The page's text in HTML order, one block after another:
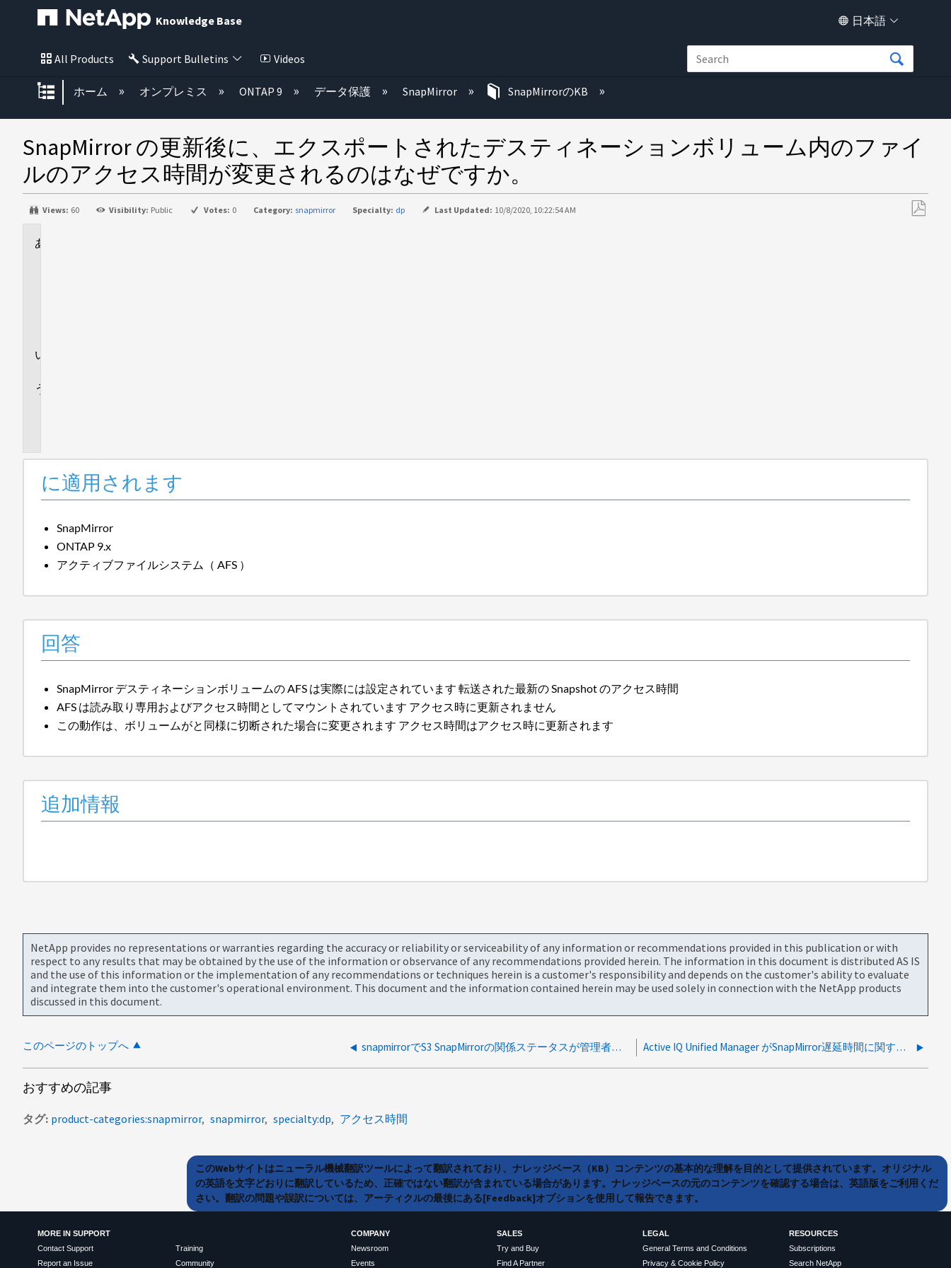
Knowledge Base 日本語
All Products Support Bulletins Videos
グローバル階層を展開/折りたたむ
ホーム オンプレミス ONTAP 9 データ保護 SnapMirror SnapMirrorのKB
SnapMirror の更新後に、エクスポートされたデスティネーションボリューム内のファイ
ルのアクセス時間が変更されるのはなぜですか。
Views: 60 Visibility: Public Votes: 0 Category: snapmirror Specialty: dp Last Updated: 10/8/2020, 10:22:54 AM
に適用されます
SnapMirror
ONTAP 9.x
アクティブファイルシステム（ AFS ）
回答
SnapMirror デスティネーションボリュームの AFS は実際には設定されています 転送された最新の Snapshot のアクセス時間
AFS は読み取り専用およびアクセス時間としてマウントされています アクセス時に更新されません
この動作は、ボリュームがと同様に切断された場合に変更されます アクセス時間はアクセス時に更新されます
追加情報
NetApp provides no representations or warranties regarding the accuracy or reliability or serviceability of any information or recommendations provided in this publication or with
respect to any results that may be obtained by the use of the information or observance of any recommendations provided herein. The information in this document is distributed AS IS
and the use of this information or the implementation of any recommendations or techniques herein is a customer's responsibility and depends on the customer's ability to evaluate
and integrate them into the customer's operational environment. This document and the information contained herein may be used solely in connection with the NetApp products
discussed in this document.
このページのトップへ snapmirrorでS3 SnapMirrorの関係ステータスが管理者権限レベルと診断権限レベルで異なる表示になるのはなぜですか？ Active IQ Unified Manager がSnapMirror遅延時間に関するアラートを送信するのはなぜですか。
おすすめの記事
タグ product-categories:snapmirror snapmirror specialty:dp アクセス時間
このWebサイトはニューラル機械翻訳ツールによって翻訳されており、ナレッジベース（KB）コンテンツの基本的な理解を目的として提供されています。オリジナル
の英語を文字どおりに翻訳しているため、正確ではない翻訳が含まれている場合があります。ナレッジベースの元のコンテンツを確認する場合は、英語版をご利用くだ
さい。翻訳の問題や誤訳については、アーティクルの最後にある[Feedback]オプションを使用して報告できます。
MORE IN SUPPORT
Contact Support
Report an Issue
Training
Community
COMPANY
Newsroom
Events
SALES
Try and Buy
Find A Partner
LEGAL
General Terms and Conditions
Privacy & Cookie Policy
RESOURCES
Subscriptions
Search NetApp